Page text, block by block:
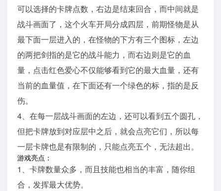
可以选择的卡牌点数，右边是结束回合，而中间就是
战斗画面了，这个火车开局分成四层，前期怪物是从
最下面一层进入的，在怪物的下方有三个图标，左边
的两把剑指的是它的战斗能力，而右边则是它的血
量，点击红色爱心不仅能够看到它的最大血量，还有
当前的血量值，在下面还有一个绿色的标，指的是反
伤。
4、在每一层战斗画面的左边，还可以看到五个圆孔，
但把卡牌放到对应层中之后，就会点亮它们，所以每
一层卡牌也是有限制的，只能点亮五个，无法超出。
游戏亮点：
1、卡牌数量众多，而且技能也相当的丰富，随你组
合，发挥最大优势。